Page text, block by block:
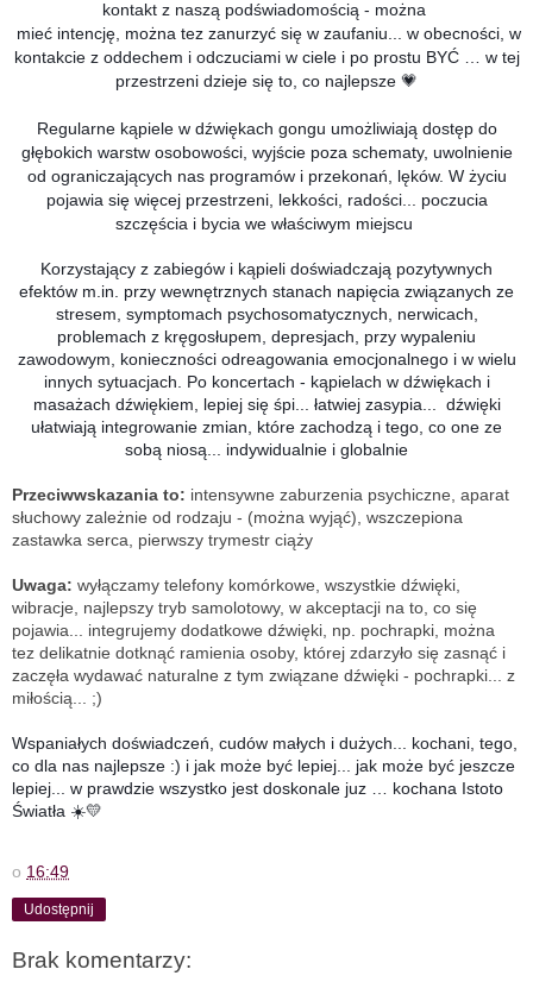
kontakt z naszą podświadomością - można
mieć intencję, można tez zanurzyć się w zaufaniu... w obecności, w
kontakcie z oddechem i odczuciami w ciele i po prostu BYĆ … w tej
przestrzeni dzieje się to, co najlepsze 💗
Regularne kąpiele w dźwiękach gongu umożliwiają dostęp do
głębokich warstw osobowości, wyjście poza schematy, uwolnienie
od ograniczających nas programów i przekonań, lęków. W życiu
pojawia się więcej przestrzeni, lekkości, radości... poczucia
szczęścia i bycia we właściwym miejscu
Korzystający z zabiegów i kąpieli doświadczają pozytywnych
efektów m.in. przy wewnętrznych stanach napięcia związanych ze
stresem, symptomach psychosomatycznych, nerwicach,
problemach z kręgosłupem, depresjach, przy wypaleniu
zawodowym, konieczności odreagowania emocjonalnego i w wielu
innych sytuacjach. Po koncertach - kąpielach w dźwiękach i
masażach dźwiękiem, lepiej się śpi... łatwiej zasypia...
dźwięki
ułatwiają integrowanie zmian, które zachodzą i tego, co one ze
sobą niosą... indywidualnie i globalnie
Przeciwwskazania to: intensywne zaburzenia psychiczne, aparat
słuchowy zależnie od rodzaju - (można wyjąć), wszczepiona
zastawka serca, pierwszy trymestr ciąży
Uwaga: wyłączamy telefony komórkowe, wszystkie dźwięki,
wibracje, najlepszy tryb samolotowy, w akceptacji na to, co się
pojawia... integrujemy dodatkowe dźwięki, np. pochrapki, można
tez delikatnie dotknąć ramienia osoby, której zdarzyło się zasnąć i
zaczęła wydawać naturalne z tym związane dźwięki - pochrapki... z
miłością... ;)
Wspaniałych doświadczeń, cudów małych i dużych... kochani, tego,
co dla nas najlepsze :) i jak może być lepiej... jak może być jeszcze
lepiej... w prawdzie wszystko jest doskonale juz … kochana Istoto
Światła ☀️💛
o 16:49
Udostępnij
Brak komentarzy: